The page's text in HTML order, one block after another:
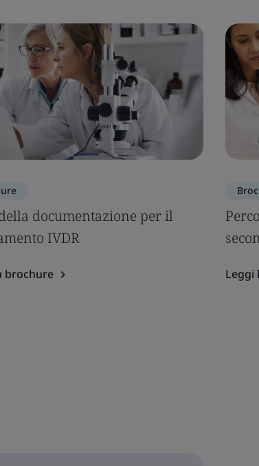
documentazione per il
IVDR
brochure Leggi